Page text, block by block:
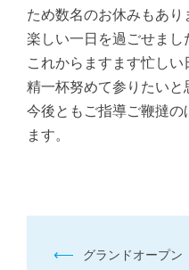
ため数名のお休みもあ
楽しい一日を過ごせまし
これからますます忙しい
精一杯努めて参りたいと
今後ともご指導ご鞭撻
ます。
投
⟵ グランドオープン